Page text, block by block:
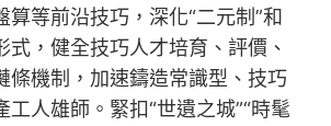
算等前沿技巧，深化“二元制”和
式，健全技巧人才培育、評價、
條機制，加速鑄造常識型、技巧
工人雄師。緊扣“世遺之城”“時髦